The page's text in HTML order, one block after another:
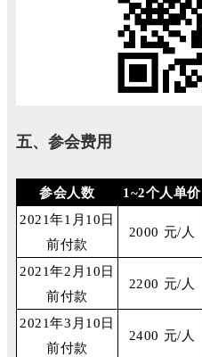
五、参会费用
参会人数 1~2个人单价
2021年1月10日
前付款
2000 元/人
2021年2月10日
前付款
2200 元/人
2021年3月10日
前付款
2400 元/人